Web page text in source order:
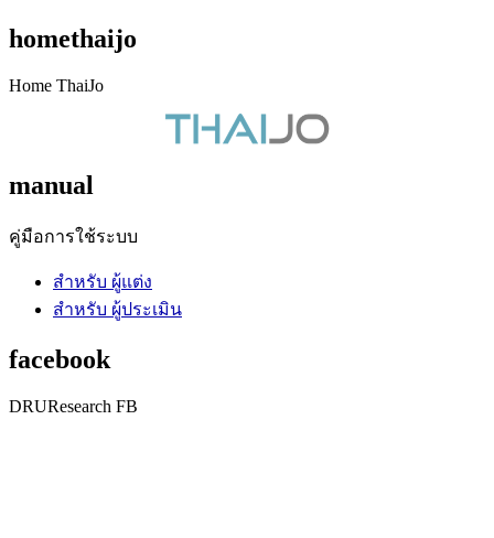
homethaijo
Home ThaiJo
manual
คู่มือการใช้ระบบ
สำหรับ ผู้แต่ง
สำหรับ ผู้ประเมิน
facebook
DRUResearch FB